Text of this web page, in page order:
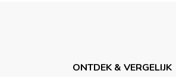
ONTDEK & VERGELIJK